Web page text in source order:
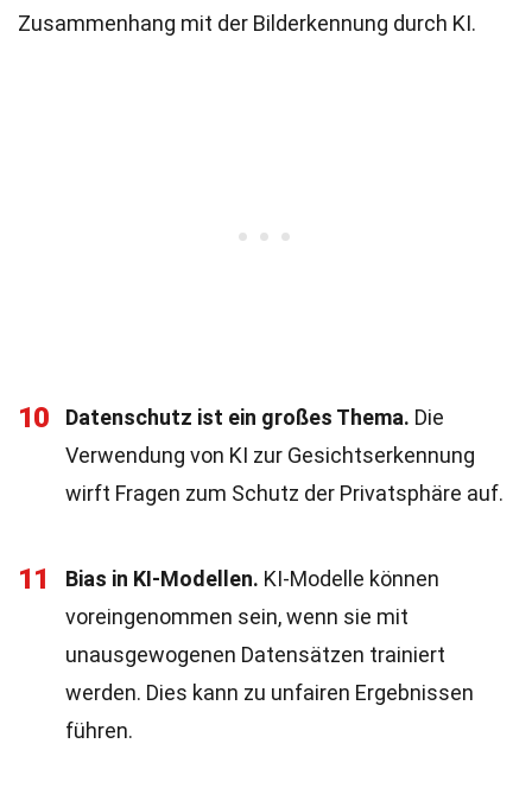
Zusammenhang mit der Bilderkennung durch KI.
10 Datenschutz ist ein großes Thema. Die
Verwendung von KI zur Gesichtserkennung
wirft Fragen zum Schutz der Privatsphäre auf.
11 Bias in KI-Modellen. KI-Modelle können
voreingenommen sein, wenn sie mit
unausgewogenen Datensätzen trainiert
werden. Dies kann zu unfairen Ergebnissen
führen.